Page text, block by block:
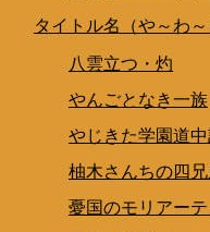
タイトル名（や～わ
八雲立つ・灼
やんごとなき一族
やじきた学園道
柚木さんちの四兄
憂国のモリアーテ